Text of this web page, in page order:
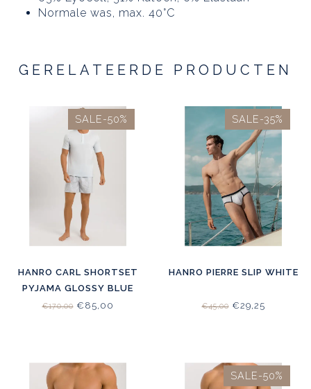
Normale was, max. 40°C
GERELATEERDE PRODUCTEN
SALE-50%
HANRO CARL SHORTSET
PYJAMA GLOSSY BLUE
STRIPE
€170,00€85,00
SALE-35%
HANRO PIERRE SLIP WHITE
€45,00€29,25
SALE-50%